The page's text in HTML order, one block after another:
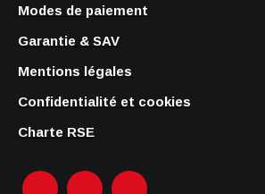
Modes de paiement
Garantie & SAV
Mentions légales
Confidentialité et cookies
Charte RSE